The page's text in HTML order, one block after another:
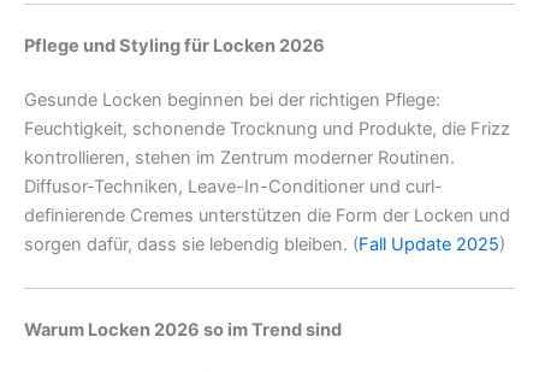
Pflege und Styling für Locken 2026
Gesunde Locken beginnen bei der richtigen Pflege:
Feuchtigkeit, schonende Trocknung und Produkte, die Frizz
kontrollieren, stehen im Zentrum moderner Routinen.
Diffusor-Techniken, Leave-In-Conditioner und curl-
definierende Cremes unterstützen die Form der Locken und
sorgen dafür, dass sie lebendig bleiben. (Fall Update 2025)
Warum Locken 2026 so im Trend sind